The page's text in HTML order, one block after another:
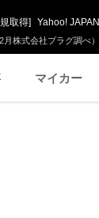
株式会社プラグ調べ）
取得] Yahoo! JAPAN
マイカー